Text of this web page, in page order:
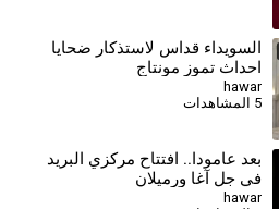
السويداء قداس لاستذكار ضحايا
احداث تموز مونتاج
hawar
5 المشاهدات
بعد عامودا.. افتتاح مركزي البريد
في جل آغا ورميلان
hawar